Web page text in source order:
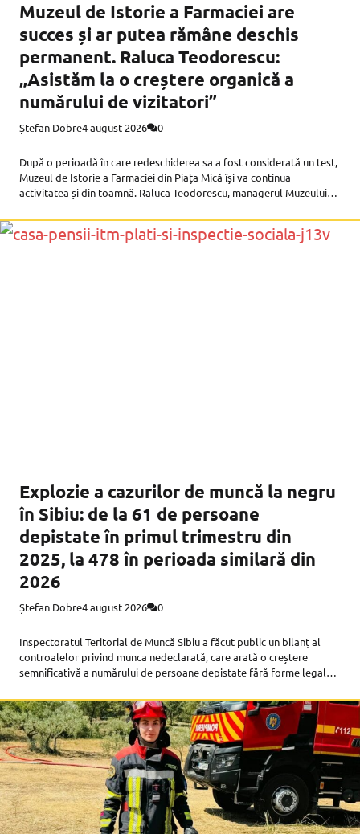
Muzeul de Istorie a Farmaciei are
succes și ar putea rămâne deschis
permanent. Raluca Teodorescu:
„Asistăm la o creștere organică a
numărului de vizitatori”
Ștefan Dobre4 august 2026 0
După o perioadă în care redeschiderea sa a fost considerată un test,
Muzeul de Istorie a Farmaciei din Piața Mică își va continua
activitatea și din toamnă. Raluca Teodorescu, managerul Muzeului
Explozie a cazurilor de muncă la negru
în Sibiu: de la 61 de persoane
depistate în primul trimestru din
2025, la 478 în perioada similară din
2026
Ștefan Dobre4 august 2026 0
Inspectoratul Teritorial de Muncă Sibiu a făcut public un bilanț al
controalelor privind munca nedeclarată, care arată o creștere
semnificativă a numărului de persoane depistate fără forme legale